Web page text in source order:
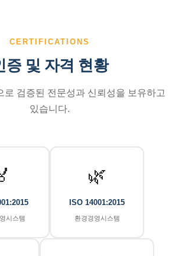
CERTIFICATIONS
증 및 자격 현황
로 검증된 전문성과 신뢰성을 보유하고
있습니다.
시스템
🌿
ISO 14001:2015
환경경영시스템